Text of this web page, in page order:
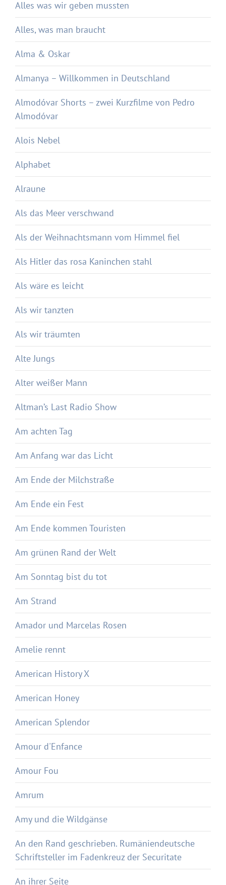
Alles was wir geben mussten
Alles, was man braucht
Alma & Oskar
Almanya – Willkommen in Deutschland
Almodóvar Shorts – zwei Kurzfilme von Pedro
Almodóvar
Alois Nebel
Alphabet
Alraune
Als das Meer verschwand
Als der Weihnachtsmann vom Himmel fiel
Als Hitler das rosa Kaninchen stahl
Als wäre es leicht
Als wir tanzten
Als wir träumten
Alte Jungs
Alter weißer Mann
Altman’s Last Radio Show
Am achten Tag
Am Anfang war das Licht
Am Ende der Milchstraße
Am Ende ein Fest
Am Ende kommen Touristen
Am grünen Rand der Welt
Am Sonntag bist du tot
Am Strand
Amador und Marcelas Rosen
Amelie rennt
American History X
American Honey
American Splendor
Amour d'Enfance
Amour Fou
Amrum
Amy und die Wildgänse
An den Rand geschrieben. Rumäniendeutsche
Schriftsteller im Fadenkreuz der Securitate
An ihrer Seite